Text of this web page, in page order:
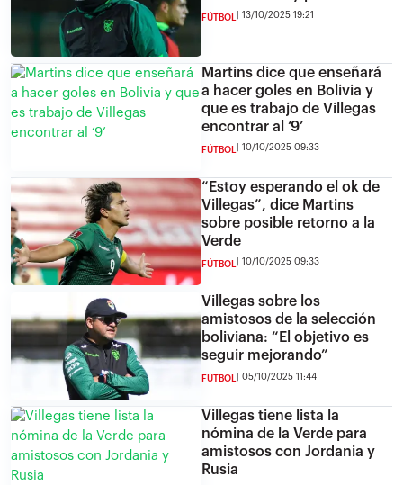
FÚTBOL 13/10/2025 19:21
Martins dice que enseñará
a hacer goles en Bolivia y
que es trabajo de Villegas
encontrar al ‘9’
FÚTBOL 10/10/2025 09:33
“Estoy esperando el ok de
Villegas”, dice Martins
sobre posible retorno a la
Verde
FÚTBOL 10/10/2025 09:33
Villegas sobre los
amistosos de la selección
boliviana: “El objetivo es
seguir mejorando”
FÚTBOL 05/10/2025 11:44
Villegas tiene lista la
nómina de la Verde para
amistosos con Jordania y
Rusia